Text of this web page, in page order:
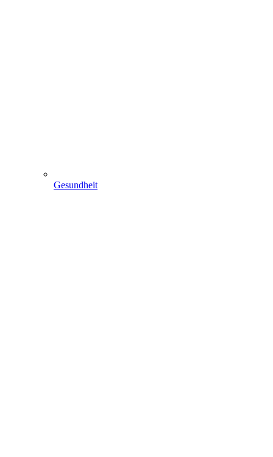
Gesundheit